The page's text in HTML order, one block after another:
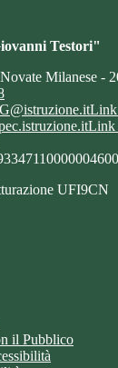
Testori"
Milanese -
Link
Link
UFI9CN
il Pubblico